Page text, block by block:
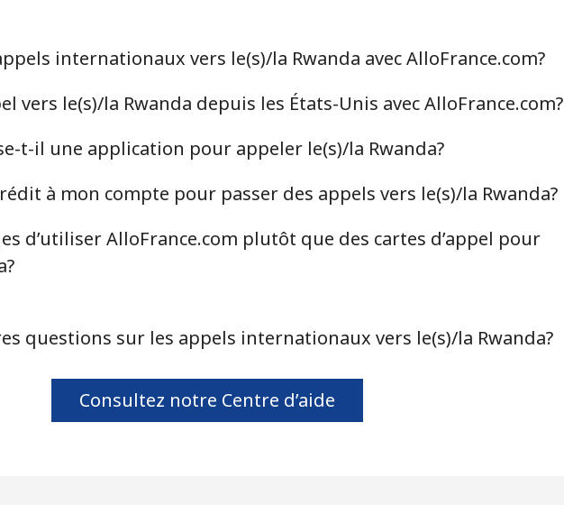
internationaux vers le(s)/la Rwanda avec AlloFrance.com?
vers le(s)/la Rwanda depuis les États-Unis avec AlloFrance.com?
t-il une application pour appeler le(s)/la Rwanda?
à mon compte pour passer des appels vers le(s)/la Rwanda?
d’utiliser AlloFrance.com plutôt que des cartes d’appel pour
questions sur les appels internationaux vers le(s)/la Rwanda?
Consultez notre Centre d’aide